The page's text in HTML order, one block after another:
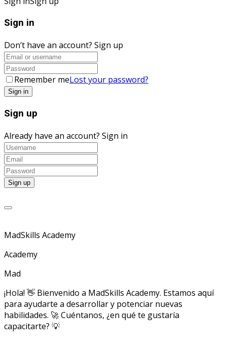
Sign in
Don’t have an account? Sign up
Remember meLost your password?
Sign up
Already have an account? Sign in
MadSkills Academy
Academy
Mad
¡Hola! 👋 Bienvenido a MadSkills Academy. Estamos aquí
para ayudarte a desarrollar y potenciar nuevas
habilidades. 🚀 Cuéntanos, ¿en qué te gustaría
capacitarte? 💡